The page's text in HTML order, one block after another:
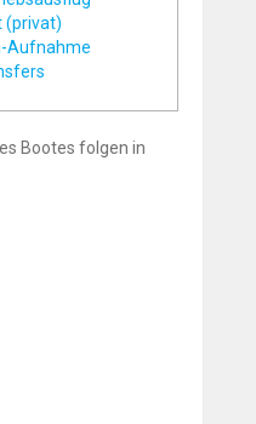
(privat)
Aufnahme
Bootes folgen in